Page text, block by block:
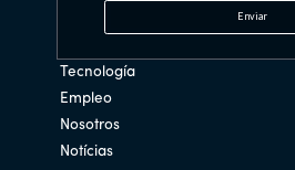
Tecnología
Empleo
Nosotros
Notícias